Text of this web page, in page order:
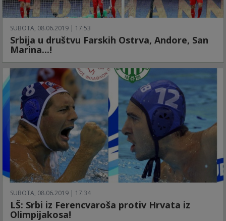
SUBOTA, 08.06.2019 | 17:53
Srbija u društvu Farskih Ostrva, Andore, San
Marina...!
SUBOTA, 08.06.2019 | 17:34
LŠ: Srbi iz Ferencvaroša protiv Hrvata iz
Olimpijakosa!